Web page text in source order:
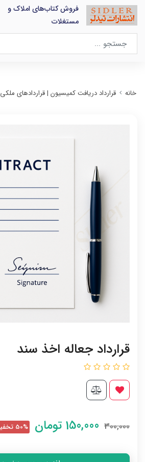
فروش کتاب‌های املاک و
مستغلات
خانه قرارداد دریافت کمیسیون | قراردادهای ملکی
قرارداد جعاله اخذ سند
300,000
150,000 تومان 50% تخفیف